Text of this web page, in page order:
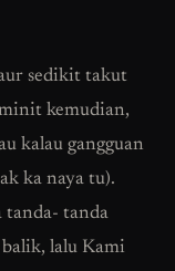
sedikit takut
kemudian,
kalau gangguan
ka naya tu).
tanda- tanda
lalu Kami